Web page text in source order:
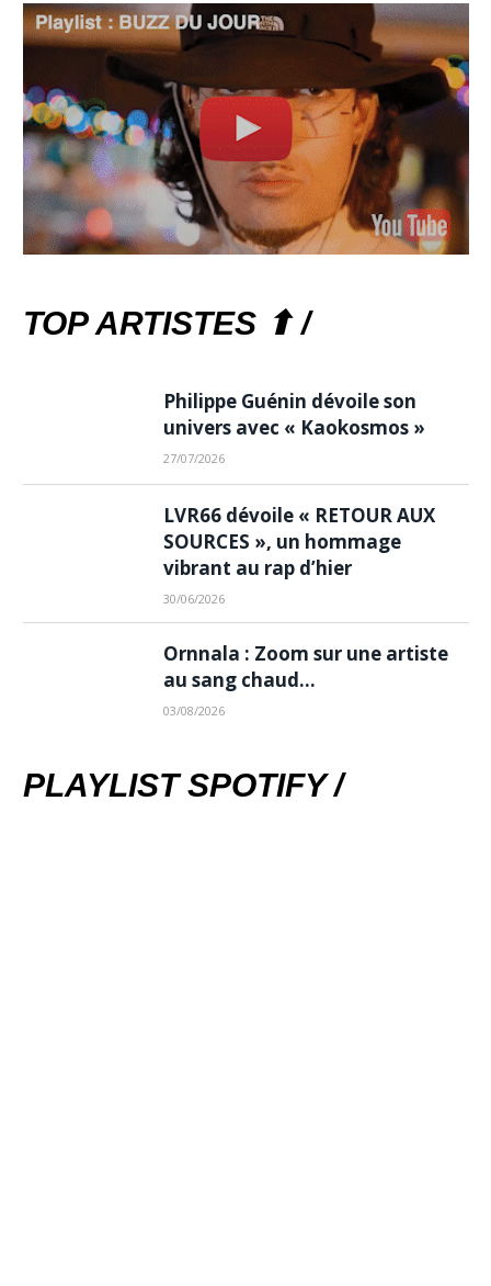
TOP ARTISTES ⬆ /
Philippe Guénin dévoile son
univers avec « Kaokosmos »
27/07/2026
LVR66 dévoile « RETOUR AUX
SOURCES », un hommage
vibrant au rap d’hier
30/06/2026
Ornnala : Zoom sur une artiste
au sang chaud…
03/08/2026
PLAYLIST SPOTIFY /